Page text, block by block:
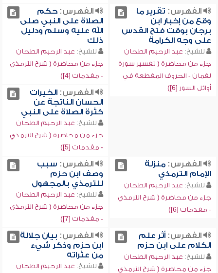
الفهرس: تقرير ما
وقع من إخبار ابن
برجان بوقت فتح القدس
على وجه الكرامة
للشيخ: عبد الرحيم الطحان
جزء من محاضرة ( تفسير سورة
لقمان - الحروف المقطعة في
أوائل السور [6])
الفهرس:حكم
الصلاة على النبي صلى
الله عليه وسلم ودليل
ذلك
للشيخ: عبد الرحيم الطحان
جزء من محاضرة ( شرح الترمذي
- مقدمات [4])
الفهرس:الخيرات
الحسان الناتجة عن
كثرة الصلاة على النبي
للشيخ: عبد الرحيم الطحان
جزء من محاضرة ( شرح الترمذي
- مقدمات [5])
الفهرس:منزلة
الإمام الترمذي
للشيخ: عبد الرحيم الطحان
جزء من محاضرة ( شرح الترمذي
- مقدمات [6])
الفهرس: سبب
وصف ابن حزم
للترمذي بالمجهول
للشيخ: عبد الرحيم الطحان
جزء من محاضرة ( شرح الترمذي
- مقدمات [7])
الفهرس:أثر علم
الكلام على ابن حزم
للشيخ: عبد الرحيم الطحان
جزء من محاضرة ( شرح الترمذي
الفهرس: بيان جلالة
ابن حزم وذكر شيء
من عثراته
للشيخ: عبد الرحيم الطحان